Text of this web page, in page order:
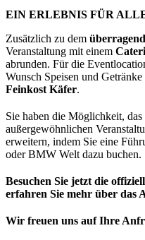
EIN ERLEBNIS FÜR
Zusätzlich zu dem
Veranstaltung mit einem
abrunden. Für die
Wunsch Speisen und
Feinkost Käfer.
Sie haben die Möglichkeit,
außergewöhnlichen
erweitern, indem Sie eine
oder BMW Welt dazu buchen.
Besuchen Sie jetzt die
erfahren Sie mehr über das
Wir freuen uns auf Ihre